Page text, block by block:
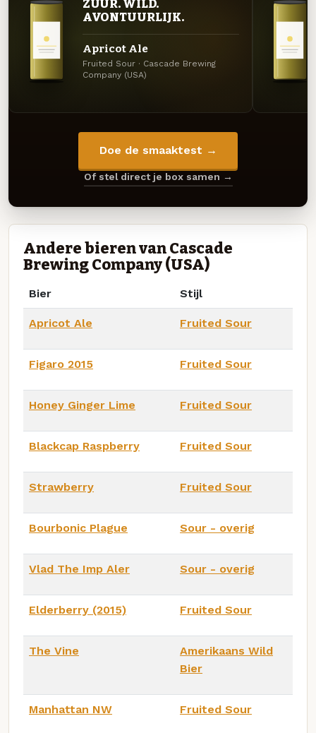
ZUUR. WILD.
AVONTUURLIJK.
Apricot Ale
Fruited Sour · Cascade Brewing
Company (USA)
Doe de smaaktest →
Of stel direct je box samen →
Andere bieren van Cascade
Brewing Company (USA)
Bier Stijl
Apricot Ale Fruited Sour
Figaro 2015 Fruited Sour
Honey Ginger Lime Fruited Sour
Blackcap Raspberry Fruited Sour
Strawberry Fruited Sour
Bourbonic Plague Sour - overig
Vlad The Imp Aler Sour - overig
Elderberry (2015) Fruited Sour
The Vine
Amerikaans Wild
Bier
Manhattan NW Fruited Sour